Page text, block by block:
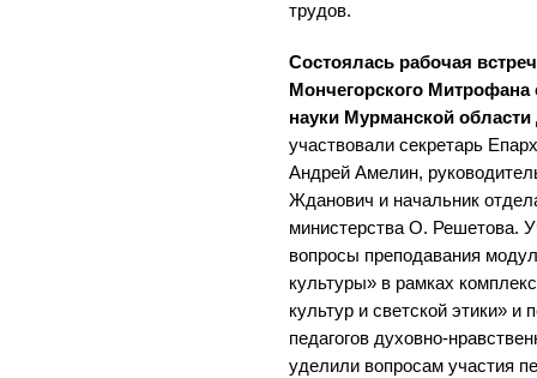
трудов.
Состоялась рабочая
Мончегорского
науки Мурманской области
участвовали секретарь
Андрей Амелин,
Жданович и начальник
министерства О. Решетова.
вопросы преподавания
культуры» в рамках
культур и светской этики»
педагогов духовно-
уделили вопросам участия